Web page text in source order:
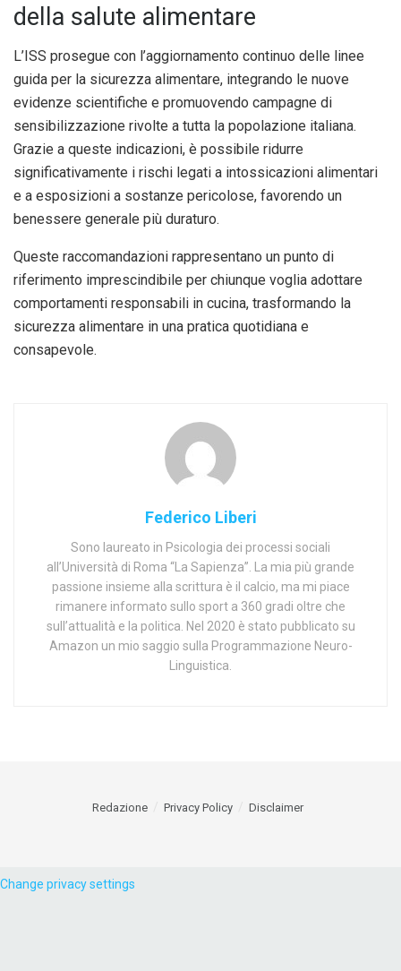
della salute alimentare
L’ISS prosegue con l’aggiornamento continuo delle linee
guida per la sicurezza alimentare, integrando le nuove
evidenze scientifiche e promuovendo campagne di
sensibilizzazione rivolte a tutta la popolazione italiana.
Grazie a queste indicazioni, è possibile ridurre
significativamente i rischi legati a intossicazioni alimentari
e a esposizioni a sostanze pericolose, favorendo un
benessere generale più duraturo.
Queste raccomandazioni rappresentano un punto di
riferimento imprescindibile per chiunque voglia adottare
comportamenti responsabili in cucina, trasformando la
sicurezza alimentare in una pratica quotidiana e
consapevole.
Federico Liberi
Sono laureato in Psicologia dei processi sociali
all’Università di Roma “La Sapienza”. La mia più grande
passione insieme alla scrittura è il calcio, ma mi piace
rimanere informato sullo sport a 360 gradi oltre che
sull’attualità e la politica. Nel 2020 è stato pubblicato su
Amazon un mio saggio sulla Programmazione Neuro-
Linguistica.
Redazione Privacy Policy Disclaimer
Change privacy settings